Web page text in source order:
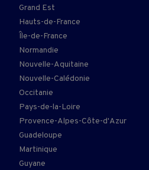
Grand Est
Hauts-de-France
Île-de-France
Normandie
Nouvelle-Aquitaine
Nouvelle-Calédonie
Occitanie
Pays-de-la-Loire
Provence-Alpes-Côte-d'Azur
Guadeloupe
Martinique
Guyane